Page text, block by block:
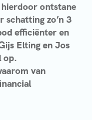
hierdoor ontstane
schatting zo’n 3
efficiënter en
Elting en Jos
op.
van